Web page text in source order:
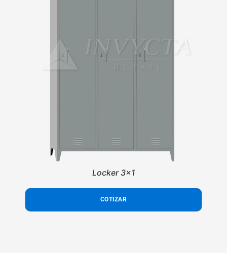
Locker 3x1
COTIZAR